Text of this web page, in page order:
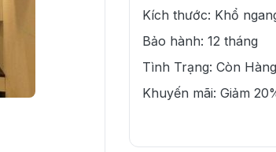
Kích thước: Khổ
Bảo hành: 12 tháng
Tình Trạng: Còn Hàng
Khuyến mãi: Giảm